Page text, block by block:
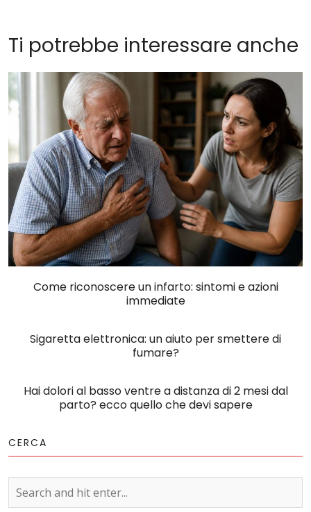
Ti potrebbe interessare anche
Come riconoscere un infarto: sintomi e azioni
immediate
Sigaretta elettronica: un aiuto per smettere di
fumare?
Hai dolori al basso ventre a distanza di 2 mesi dal
parto? ecco quello che devi sapere
CERCA